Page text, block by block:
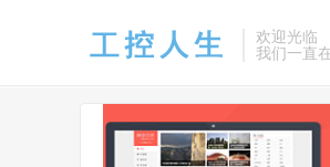
欢迎光临
我们一直